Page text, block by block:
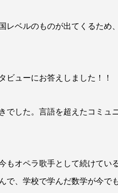
レベルのものが出てくるた
ビューにお答えしました！！
でした。言語を超えたコミ
もオペラ歌手として続けて
で、学校で学んだ数学が今で